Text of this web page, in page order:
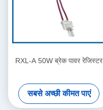
RXL-A 50W ब्रेक पावर रेजिस्टर
सबसे अच्छी कीमत पाएं